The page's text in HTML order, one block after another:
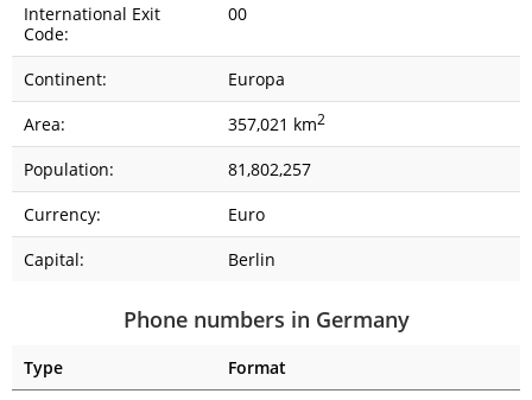
International Exit
Code:
00
Continent:
Europa
Area:
357,021 km2
Population:
81,802,257
Currency:
Euro
Capital:
Berlin
Phone numbers in Germany
Type
Format